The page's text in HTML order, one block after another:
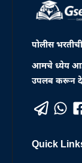
पोलीस
आमचे ध्येय आहे
उपलब करून
Quick